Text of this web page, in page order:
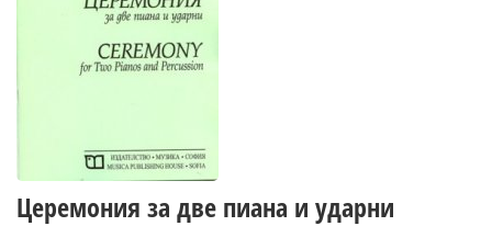
Церемония за две пиана и ударни